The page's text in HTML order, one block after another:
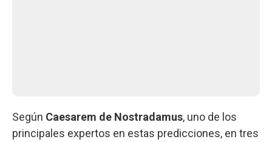
Según Caesarem de Nostradamus, uno de los
principales expertos en estas predicciones, en tres